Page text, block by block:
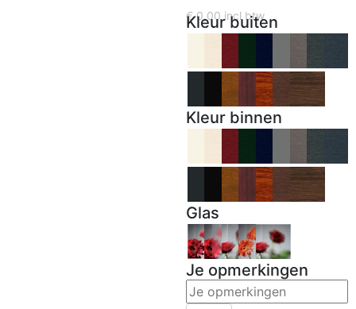
€0,00 incl btw
Kleur buiten
Kleur binnen
Glas
Je opmerkingen